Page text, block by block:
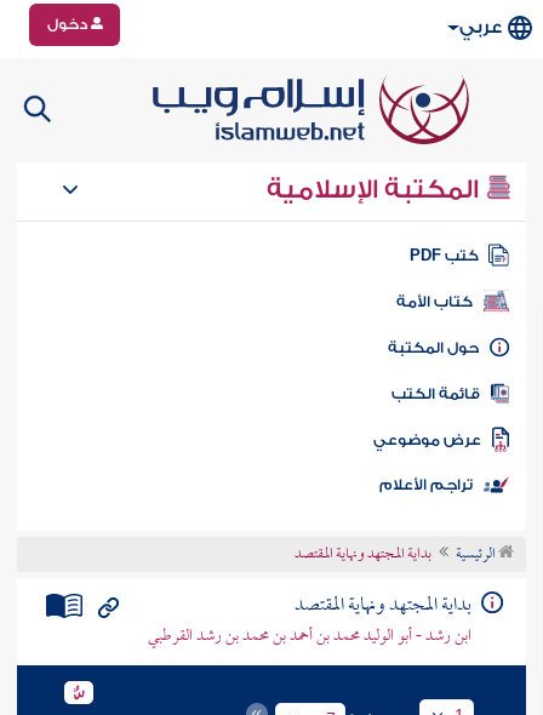
عربي دخول
المكتبة الإسلامية
كتب PDF
كتاب الأمة
المكتبة
الكتب
موضوعي
تراجم الأعلام
الرئيسية بداية المجتهد ونهاية المقتصد
بداية المجتهد ونهاية المقتصد
ابن رشد - أبو الوليد محمد بن أحمد بن محمد بن رشد القرطبي